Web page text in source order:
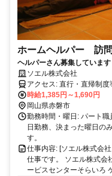
ホームヘルパー 訪
ヘルパーさん募集しています
ソエル株式会社
アクセス: 直行・直帰制度導入済み。 出来るだけ負担にならない様に
配慮しています。
時給1,385円～1,690円
岡山県赤磐市
勤務時間・曜日: パート
日勤務、決まった曜日の
す。
仕事内容: [ソエル株式会
仕事です。 ソエル株式
ービスセンターそらいろ